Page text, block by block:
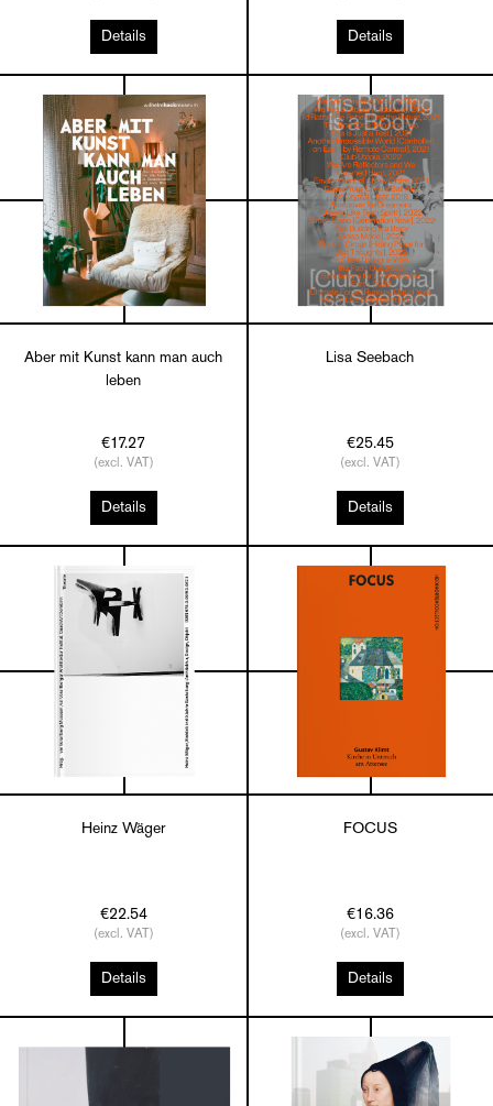
Details Details
Aber mit Kunst kann man auch
leben
€17.27
(excl. VAT)
Details
Lisa Seebach
€25.45
(excl. VAT)
Details
Heinz Wäger
€22.54
(excl. VAT)
Details
FOCUS
€16.36
(excl. VAT)
Details